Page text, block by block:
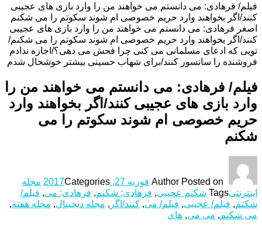
فیلم/ فرهادی: می دانستم می خواهند من را وارد بازی های عجیبی
کنند/اگر بخواهند وارد حریم خصوصی ام شوند سکوتم را می شکنم
اصغر فرهادی: می دانستم می خواهند من را وارد بازی های عجیبی
کنند/اگر بخواهند وارد حریم خصوصی ام شوند سکوتم را می شکنم/
تویی که ادعای مسلمانی می کنی چرا فحش می دهی؟/اجازه ندادم
فروشنده را سانسور کنند/برای شهاب حسینی بیشتر خوشحال شدم
فیلم/ فرهادی: می دانستم می خواهند من را
وارد بازی های عجیبی کنند/اگر بخواهند وارد
حریم خصوصی ام شوند سکوتم را می
شکنم
Author Posted on فوریه 27, 2017 Categories
مجله
اینترنتیTags شکنم عجیبی, فرهادی: شکنم, فرهادی: می, فیلم/
شکنم, فیلم/ عجیبی, فیلم/ می, کنند/اگر , مجله دیجیتال, مجله هفته,
می شکنم, می می, های